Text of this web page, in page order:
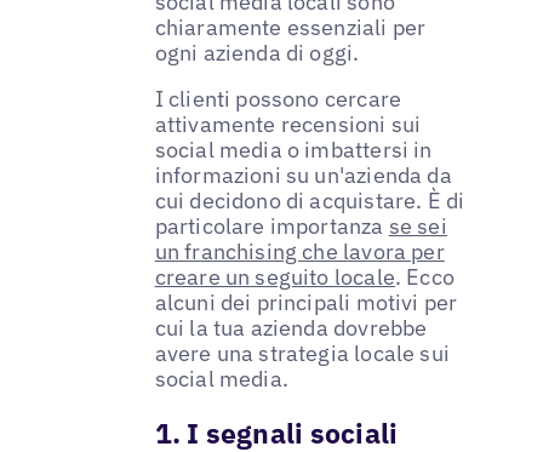
chiaramente essenziali per
ogni azienda di oggi.
I clienti possono cercare
attivamente recensioni sui
social media o imbattersi in
informazioni su un'azienda da
cui decidono di acquistare. È di
particolare importanza se sei
un franchising che lavora per
creare un seguito locale. Ecco
alcuni dei principali motivi per
cui la tua azienda dovrebbe
avere una strategia locale sui
social media.
1. I segnali sociali